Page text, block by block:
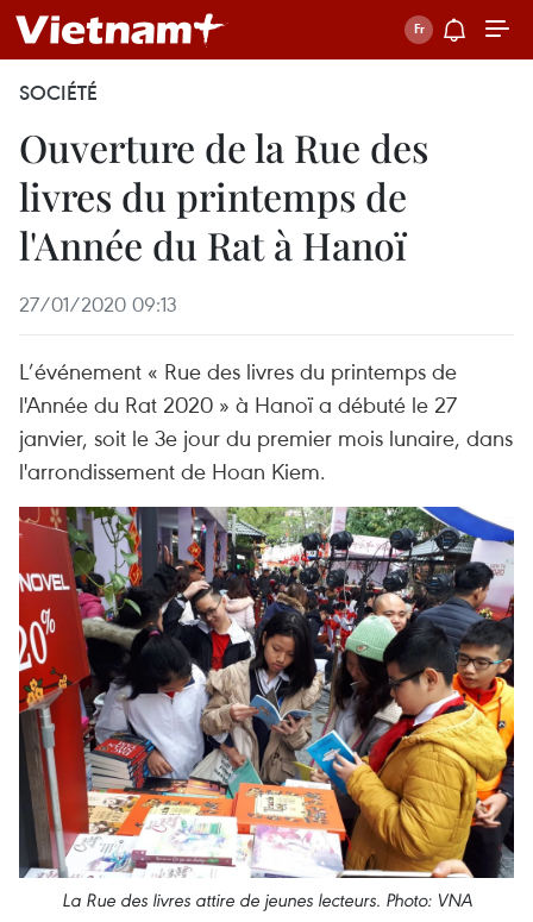
SOCIÉTÉ
Ouverture de la Rue des
livres du printemps de
l'Année du Rat à Hanoï
27/01/2020 09:13
L’événement « Rue des livres du printemps de
l'Année du Rat 2020 » à Hanoï a débuté le 27
janvier, soit le 3e jour du premier mois lunaire, dans
l'arrondissement de Hoan Kiem.
La Rue des livres attire de jeunes lecteurs. Photo: VNA